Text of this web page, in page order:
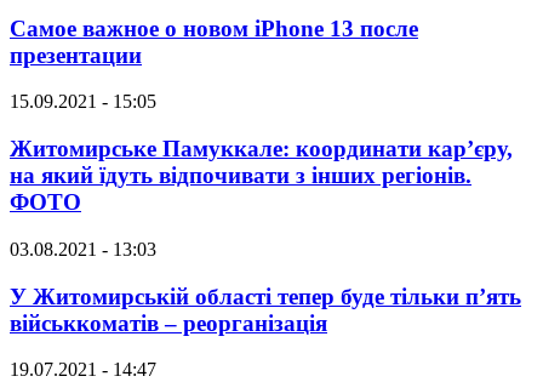
Самое важное о новом iPhone 13 после
презентации
15.09.2021 - 15:05
Житомирське Памуккале: координати кар’єру,
на який їдуть відпочивати з інших регіонів.
ФОТО
03.08.2021 - 13:03
У Житомирській області тепер буде тільки п’ять
військкоматів – реорганізація
19.07.2021 - 14:47